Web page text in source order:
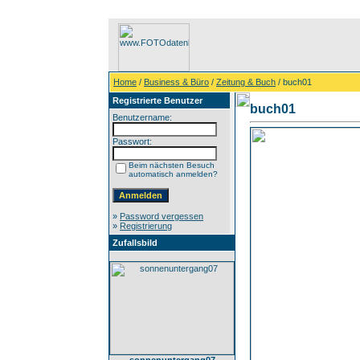
Home / Business & Büro / Zeitung & Buch / buch01
Registrierte Benutzer
Benutzername:
Passwort:
Beim nächsten Besuch
automatisch anmelden?
» Password vergessen
» Registrierung
Zufallsbild
buch01